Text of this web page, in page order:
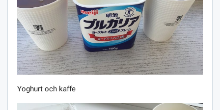
Yoghurt och kaffe